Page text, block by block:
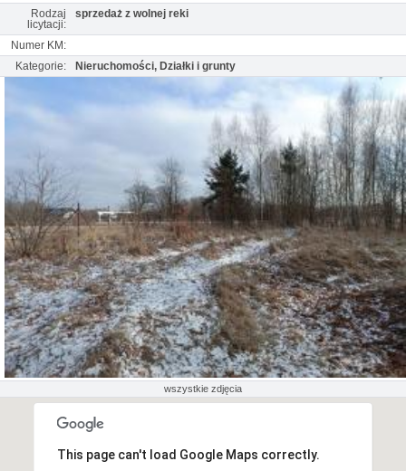
Rodzaj
licytacji:
sprzedaż z wolnej reki
Numer KM:
Kategorie:
Nieruchomości, Działki i grunty
wszystkie zdjęcia
This page can't load Google Maps correctly.